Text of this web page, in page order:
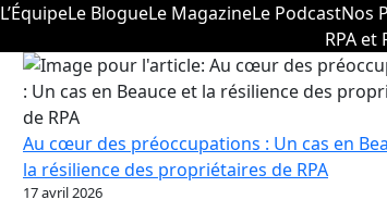
L’ÉquipeLe BlogueLe MagazineLe PodcastNos
RPA et
Au cœur des préoccupations : Un cas en
la résilience des propriétaires de RPA
17 avril 2026